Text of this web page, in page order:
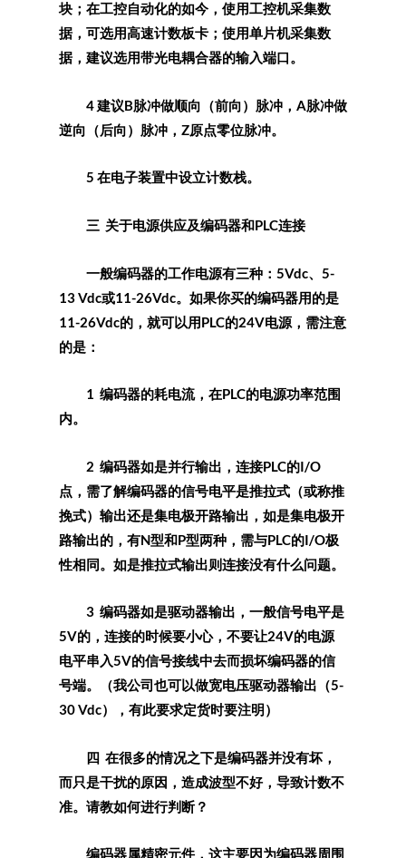
块；在工控自动化的如今，使用工控机采集数
据，可选用高速计数板卡；使用单片机采集数
据，建议选用带光电耦合器的输入端口。
4 建议B脉冲做顺向（前向）脉冲，A脉冲做
逆向（后向）脉冲，Z原点零位脉冲。
5 在电子装置中设立计数栈。
三 关于电源供应及编码器和PLC连接
一般编码器的工作电源有三种：5Vdc、5-
13 Vdc或11-26Vdc。如果你买的编码器用的是
11-26Vdc的，就可以用PLC的24V电源，需注意
的是：
1 编码器的耗电流，在PLC的电源功率范围
内。
2 编码器如是并行输出，连接PLC的I/O
点，需了解编码器的信号电平是推拉式（或称推
挽式）输出还是集电极开路输出，如是集电极开
路输出的，有N型和P型两种，需与PLC的I/O极
性相同。如是推拉式输出则连接没有什么问题。
3 编码器如是驱动器输出，一般信号电平是
5V的，连接的时候要小心，不要让24V的电源
电平串入5V的信号接线中去而损坏编码器的信
号端。（我公司也可以做宽电压驱动器输出（5-
30 Vdc），有此要求定货时要注明）
四 在很多的情况之下是编码器并没有坏，
而只是干扰的原因，造成波型不好，导致计数不
准。请教如何进行判断？
编码器属精密元件，这主要因为编码器周围